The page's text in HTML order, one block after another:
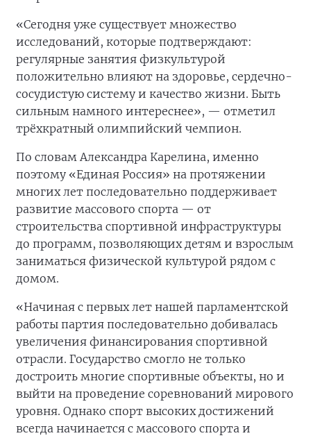
«Сегодня уже существует множество
исследований, которые подтверждают:
регулярные занятия физкультурой
положительно влияют на здоровье, сердечно-
сосудистую систему и качество жизни. Быть
сильным намного интереснее», — отметил
трёхкратный олимпийский чемпион.
По словам Александра Карелина, именно
поэтому «Единая Россия» на протяжении
многих лет последовательно поддерживает
развитие массового спорта — от
строительства спортивной инфраструктуры
до программ, позволяющих детям и взрослым
заниматься физической культурой рядом с
домом.
«Начиная с первых лет нашей парламентской
работы партия последовательно добивалась
увеличения финансирования спортивной
отрасли. Государство смогло не только
достроить многие спортивные объекты, но и
выйти на проведение соревнований мирового
уровня. Однако спорт высоких достижений
всегда начинается с массового спорта и